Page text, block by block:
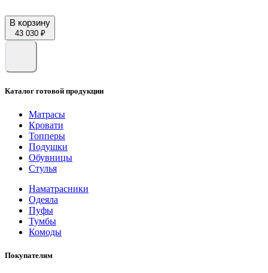
В корзину
43 030 ₽
Каталог готовой продукции
Матрасы
Кровати
Топперы
Подушки
Обувницы
Стулья
Наматрасники
Одеяла
Пуфы
Тумбы
Комоды
Покупателям